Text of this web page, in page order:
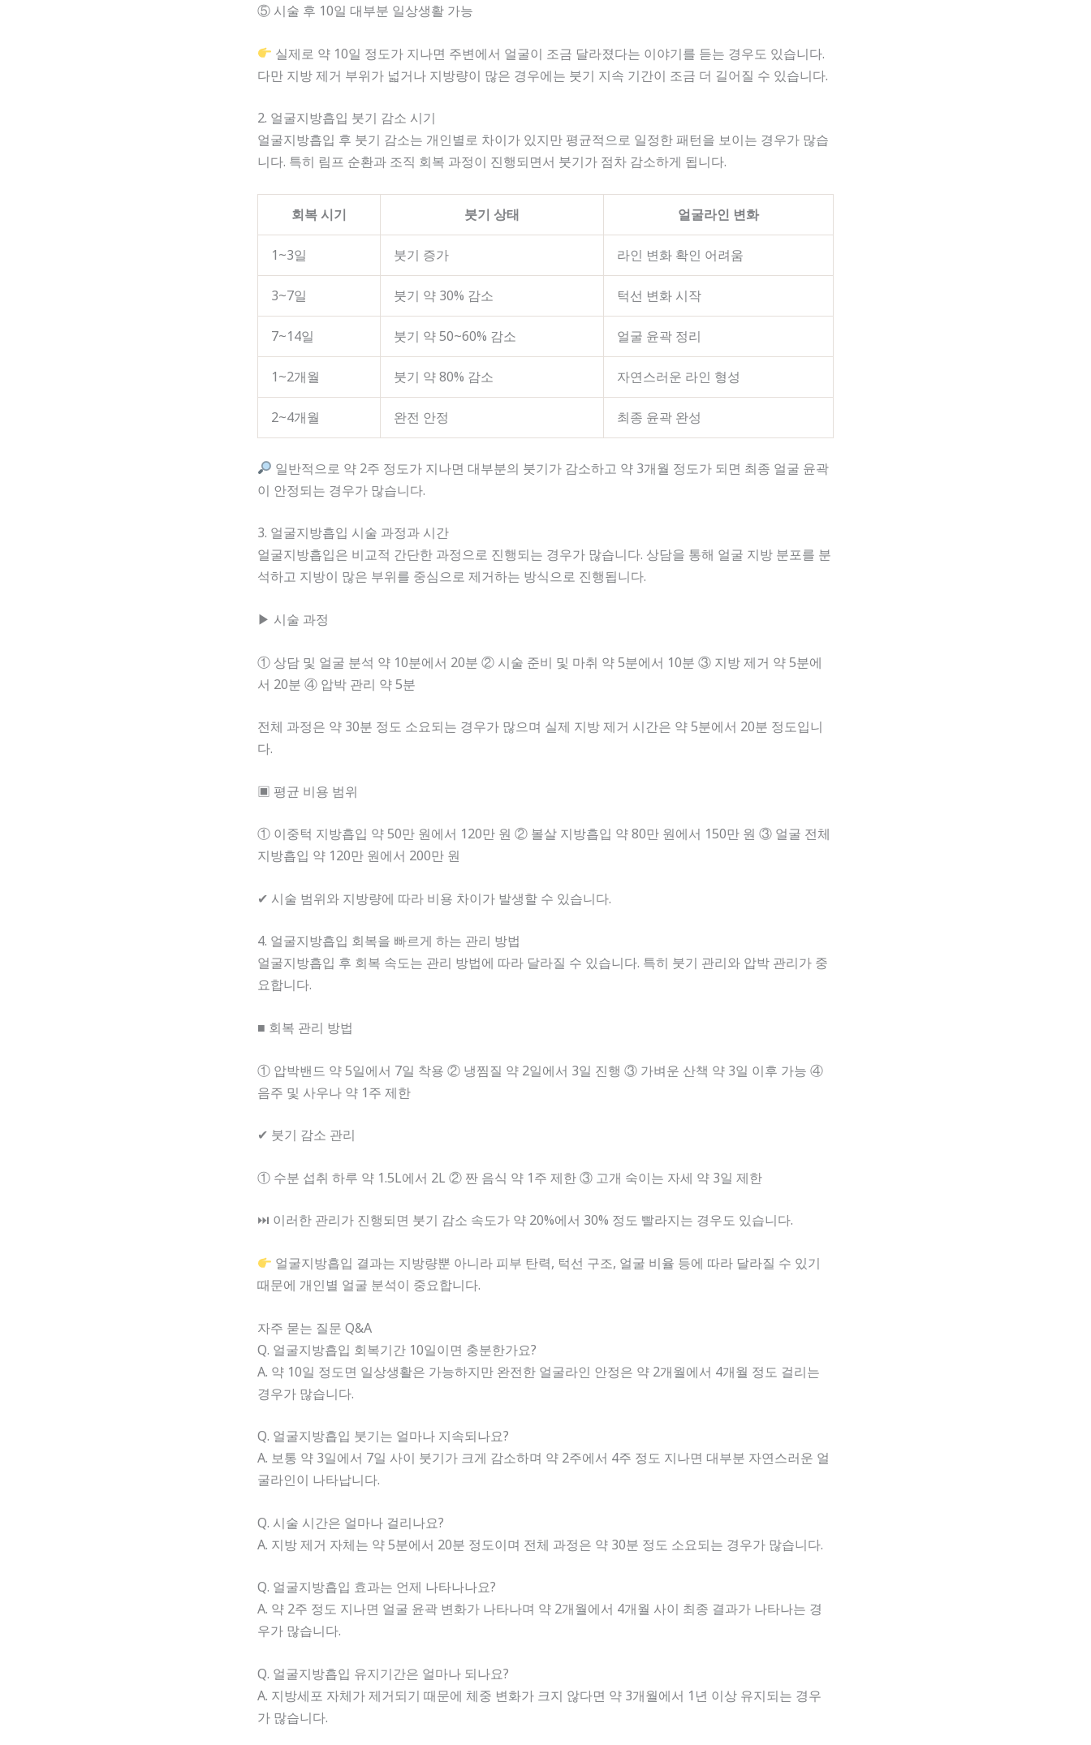
⑤ 시술 후 10일 대부분 일상생활 가능
실제로 약 10일 정도가 지나면 주변에서 얼굴이 조금 달라졌다는 이야기를 듣는 경우도 있습니다.
다만 지방 제거 부위가 넓거나 지방량이 많은 경우에는 붓기 지속 기간이 조금 더 길어질 수 있습니다.
2. 얼굴지방흡입 붓기 감소 시기
얼굴지방흡입 후 붓기 감소는 개인별로 차이가 있지만 평균적으로 일정한 패턴을 보이는 경우가 많습
니다. 특히 림프 순환과 조직 회복 과정이 진행되면서 붓기가 점차 감소하게 됩니다.
회복 시기 붓기 상태 얼굴라인 변화
1~3일 붓기 증가 라인 변화 확인 어려움
3~7일 붓기 약 30% 감소 턱선 변화 시작
7~14일 붓기 약 50~60% 감소 얼굴 윤곽 정리
1~2개월 붓기 약 80% 감소 자연스러운 라인 형성
2~4개월 완전 안정 최종 윤곽 완성
일반적으로 약 2주 정도가 지나면 대부분의 붓기가 감소하고 약 3개월 정도가 되면 최종 얼굴 윤곽
이 안정되는 경우가 많습니다.
3. 얼굴지방흡입 시술 과정과 시간
얼굴지방흡입은 비교적 간단한 과정으로 진행되는 경우가 많습니다. 상담을 통해 얼굴 지방 분포를 분
석하고 지방이 많은 부위를 중심으로 제거하는 방식으로 진행됩니다.
▶ 시술 과정
① 상담 및 얼굴 분석 약 10분에서 20분 ② 시술 준비 및 마취 약 5분에서 10분 ③ 지방 제거 약 5분에
서 20분 ④ 압박 관리 약 5분
전체 과정은 약 30분 정도 소요되는 경우가 많으며 실제 지방 제거 시간은 약 5분에서 20분 정도입니
다.
▣ 평균 비용 범위
① 이중턱 지방흡입 약 50만 원에서 120만 원 ② 볼살 지방흡입 약 80만 원에서 150만 원 ③ 얼굴 전체
지방흡입 약 120만 원에서 200만 원
✔ 시술 범위와 지방량에 따라 비용 차이가 발생할 수 있습니다.
4. 얼굴지방흡입 회복을 빠르게 하는 관리 방법
얼굴지방흡입 후 회복 속도는 관리 방법에 따라 달라질 수 있습니다. 특히 붓기 관리와 압박 관리가 중
요합니다.
■ 회복 관리 방법
① 압박밴드 약 5일에서 7일 착용 ② 냉찜질 약 2일에서 3일 진행 ③ 가벼운 산책 약 3일 이후 가능 ④
음주 및 사우나 약 1주 제한
✔ 붓기 감소 관리
① 수분 섭취 하루 약 1.5L에서 2L ② 짠 음식 약 1주 제한 ③ 고개 숙이는 자세 약 3일 제한
⏭ 이러한 관리가 진행되면 붓기 감소 속도가 약 20%에서 30% 정도 빨라지는 경우도 있습니다.
얼굴지방흡입 결과는 지방량뿐 아니라 피부 탄력, 턱선 구조, 얼굴 비율 등에 따라 달라질 수 있기
때문에 개인별 얼굴 분석이 중요합니다.
자주 묻는 질문 Q&A
Q. 얼굴지방흡입 회복기간 10일이면 충분한가요?
A. 약 10일 정도면 일상생활은 가능하지만 완전한 얼굴라인 안정은 약 2개월에서 4개월 정도 걸리는
경우가 많습니다.
Q. 얼굴지방흡입 붓기는 얼마나 지속되나요?
A. 보통 약 3일에서 7일 사이 붓기가 크게 감소하며 약 2주에서 4주 정도 지나면 대부분 자연스러운 얼
굴라인이 나타납니다.
Q. 시술 시간은 얼마나 걸리나요?
A. 지방 제거 자체는 약 5분에서 20분 정도이며 전체 과정은 약 30분 정도 소요되는 경우가 많습니다.
Q. 얼굴지방흡입 효과는 언제 나타나나요?
A. 약 2주 정도 지나면 얼굴 윤곽 변화가 나타나며 약 2개월에서 4개월 사이 최종 결과가 나타나는 경
우가 많습니다.
Q. 얼굴지방흡입 유지기간은 얼마나 되나요?
A. 지방세포 자체가 제거되기 때문에 체중 변화가 크지 않다면 약 3개월에서 1년 이상 유지되는 경우
가 많습니다.